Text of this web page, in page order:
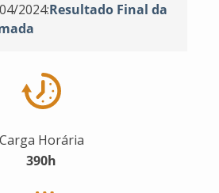
2024:Resultado Final da
Carga Horária
390h